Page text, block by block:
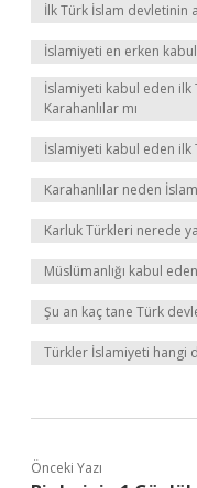
İlk Türk İslam devletinin
İslamiyeti en erken
İslamiyeti kabul eden ilk
Karahanlılar mı
İslamiyeti kabul eden
Karahanlılar neden
Karluk Türkleri nerede
Müslümanlığı kabul
Şu an kaç tane Türk
Türkler İslamiyeti hangi
Önceki Yazı